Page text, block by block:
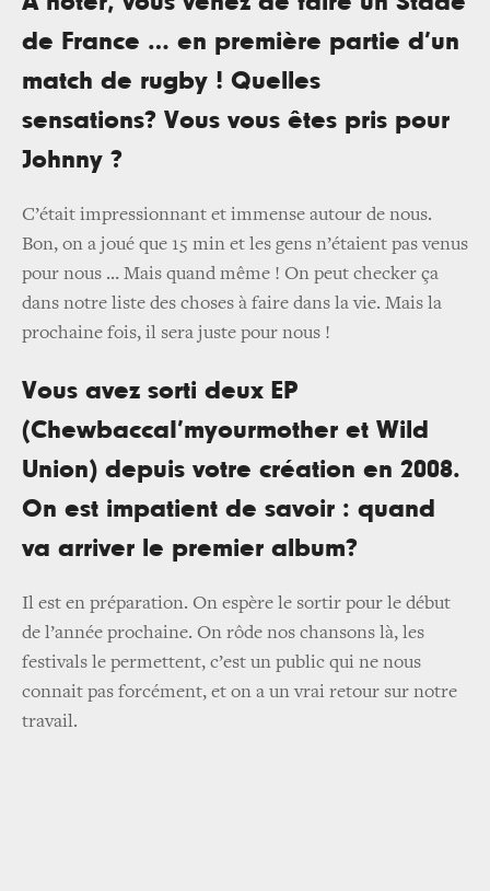
de France … en première partie d’un
match de rugby ! Quelles
sensations? Vous vous êtes pris pour
Johnny ?
C’était impressionnant et immense autour de nous.
Bon, on a joué que 15 min et les gens n’étaient pas venus
pour nous … Mais quand même ! On peut checker ça
dans notre liste des choses à faire dans la vie. Mais la
prochaine fois, il sera juste pour nous !
Vous avez sorti deux EP
(ChewbaccaI’myourmother et Wild
Union) depuis votre création en 2008.
On est impatient de savoir : quand
va arriver le premier album?
Il est en préparation. On espère le sortir pour le début
de l’année prochaine. On rôde nos chansons là, les
festivals le permettent, c’est un public qui ne nous
connait pas forcément, et on a un vrai retour sur notre
travail.